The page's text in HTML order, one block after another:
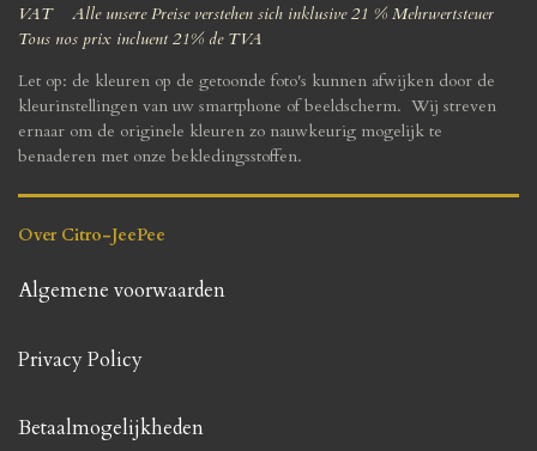
VAT Alle unsere Preise verstehen sich inklusive 21 % Mehrwertsteuer
Tous nos prix incluent 21% de TVA
Let op: de kleuren op de getoonde foto's kunnen afwijken door de
kleurinstellingen van uw smartphone of beeldscherm. Wij streven
ernaar om de originele kleuren zo nauwkeurig mogelijk te
benaderen met onze bekledingsstoffen.
Over Citro-JeePee
Algemene voorwaarden
Privacy Policy
Betaalmogelijkheden